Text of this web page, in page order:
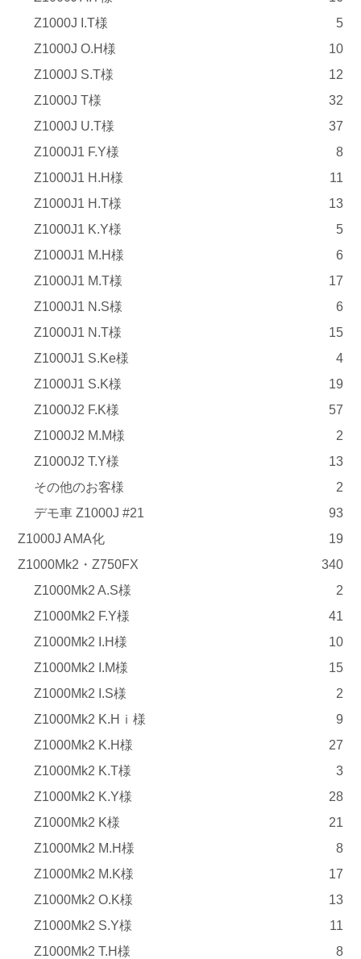
Z1000J I.T様
5
Z1000J O.H様
10
Z1000J S.T様
12
Z1000J T様
32
Z1000J U.T様
37
Z1000J1 F.Y様
8
Z1000J1 H.H様
11
Z1000J1 H.T様
13
Z1000J1 K.Y様
5
Z1000J1 M.H様
6
Z1000J1 M.T様
17
Z1000J1 N.S様
6
Z1000J1 N.T様
15
Z1000J1 S.Ke様
4
Z1000J1 S.K様
19
Z1000J2 F.K様
57
Z1000J2 M.M様
2
Z1000J2 T.Y様
13
その他のお客様
2
デモ車 Z1000J #21
93
Z1000J AMA化
19
Z1000Mk2・Z750FX
340
Z1000Mk2 A.S様
2
Z1000Mk2 F.Y様
41
Z1000Mk2 I.H様
10
Z1000Mk2 I.M様
15
Z1000Mk2 I.S様
2
Z1000Mk2 K.Hｉ様
9
Z1000Mk2 K.H様
27
Z1000Mk2 K.T様
3
Z1000Mk2 K.Y様
28
Z1000Mk2 K様
21
Z1000Mk2 M.H様
8
Z1000Mk2 M.K様
17
Z1000Mk2 O.K様
13
Z1000Mk2 S.Y様
11
Z1000Mk2 T.H様
8